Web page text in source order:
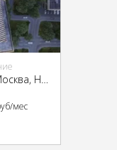
Level Нагатинская, ЮАО, г. Москва, Нагатинская наб., 10А
мес